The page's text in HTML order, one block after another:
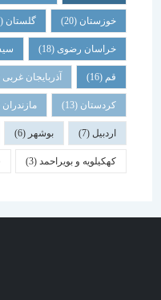
خوزستان(20) گلستان (20)
خراسان رضوی(18) سیستان و
آذربایجان غربی(15)
کردستان(13) مازندران(12)
بوشهر
کهکیلویه و بویراحمد(3) فارس